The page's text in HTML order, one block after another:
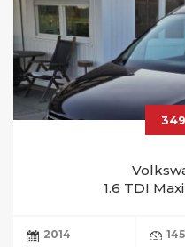
1.6 TDI
2014